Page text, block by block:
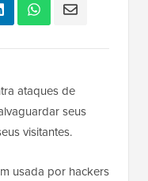
ataques de
seus
visitantes.
usada por hackers